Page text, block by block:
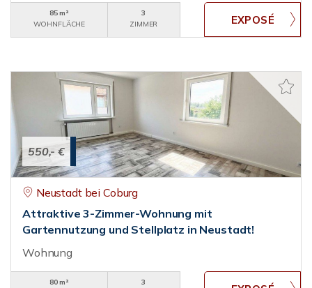
85 m²
WOHNFLÄCHE
3
ZIMMER
550,- €
Neustadt bei Coburg
Attraktive 3-Zimmer-Wohnung mit
Gartennutzung und Stellplatz in Neustadt!
Wohnung
80 m²
3